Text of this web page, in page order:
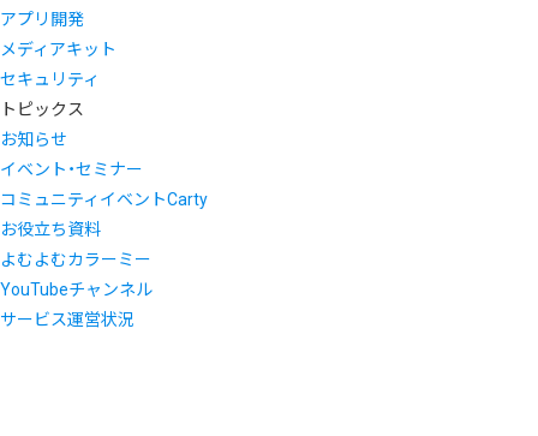
アプリ開発
メディアキット
セキュリティ
トピックス
お知らせ
イベント・セミナー
コミュニティイベントCarty
お役立ち資料
よむよむカラーミー
YouTubeチャンネル
サービス運営状況